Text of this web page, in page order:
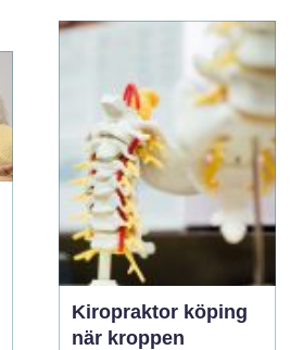
öppenvården inte räcker.
Målet är att skapa
trygghet, stabilitet och
förutsättni...
Kiropraktor köping
när kroppen